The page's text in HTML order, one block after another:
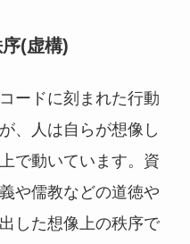
(虚構)
ードに刻まれた行動
、人は自らが想像し
で動いています。資
や儒教などの道徳や
した想像上の秩序で